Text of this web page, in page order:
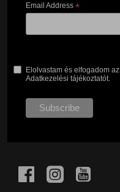
Email Address *
Elolvastam és elfogadom az
Adatkezelési tájékoztatót.